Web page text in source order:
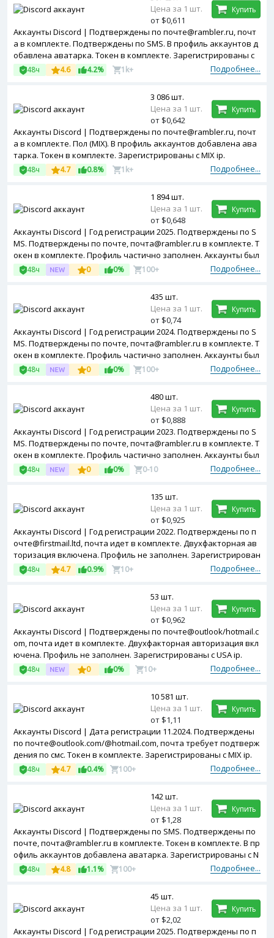
Аккаунты Discord | Подтверждены по почте@rambler.ru, почт
а в комплекте. Подтверждены по SMS. В профиль аккаунтов д
обавлена аватарка. Токен в комплекте. Зарегистрированы с
USA ip.
Подробнее...
48ч 4.6 4.2% 1k+
Цена за 1 шт.
от $0,611
Купить
Аккаунты Discord | Подтверждены по почте@rambler.ru, почт
а в комплекте. Пол (MIX). В профиль аккаунтов добавлена ава
тарка. Токен в комплекте. Зарегистрированы с MIX ip.
Подробнее...
48ч 4.7 0.8% 1k+
3 086 шт.
Цена за 1 шт.
от $0,642
Купить
Аккаунты Discord | Год регистрации 2025. Подтверждены по S
MS. Подтверждены по почте, почта@rambler.ru в комплекте. Т
окен в комплекте. Профиль частично заполнен. Аккаунты был
и были использованы ранее. Зарегистрированы с MIX ip.
Подробнее...
48ч 0 0% 100+
1 894 шт.
Цена за 1 шт.
от $0,648
Купить
Аккаунты Discord | Год регистрации 2024. Подтверждены по S
MS. Подтверждены по почте, почта@rambler.ru в комплекте. Т
окен в комплекте. Профиль частично заполнен. Аккаунты был
и были использованы ранее. Зарегистрированы с MIX ip.
Подробнее...
48ч 0 0% 100+
435 шт.
Цена за 1 шт.
от $0,74
Купить
Аккаунты Discord | Год регистрации 2023. Подтверждены по S
MS. Подтверждены по почте, почта@rambler.ru в комплекте. Т
окен в комплекте. Профиль частично заполнен. Аккаунты был
и были использованы ранее. Зарегистрированы с MIX ip.
Подробнее...
48ч 0 0% 0-10
480 шт.
Цена за 1 шт.
от $0,888
Купить
Аккаунты Discord | Год регистрации 2022. Подтверждены по п
очте@firstmail.ltd, почта идет в комплекте. Двухфакторная ав
торизация включена. Профиль не заполнен. Зарегистрирован
ы с MIX ip.
Подробнее...
48ч 4.7 0.9% 10+
135 шт.
Цена за 1 шт.
от $0,925
Купить
Аккаунты Discord | Подтверждены по почте@outlook/hotmail.c
om, почта идет в комплекте. Двухфакторная авторизация вкл
ючена. Профиль не заполнен. Зарегистрированы с USA ip.
Подробнее...
48ч 0 0% 10+
53 шт.
Цена за 1 шт.
от $0,962
Купить
Аккаунты Discord | Дата регистрации 11.2024. Подтверждены
по почте@outlook.com/@hotmail.com, почта требует подтверж
дения по смс. Токен в комплекте. Зарегистрированы с MIX ip.
Подробнее...
48ч 4.7 0.4% 100+
10 581 шт.
Цена за 1 шт.
от $1,11
Купить
Аккаунты Discord | Подтверждены по SMS. Подтверждены по
почте, почта@rambler.ru в комплекте. Токен в комплекте. В пр
офиль аккаунтов добавлена аватарка. Зарегистрированы с N
etherlands ip.
Подробнее...
48ч 4.8 1.1% 100+
142 шт.
Цена за 1 шт.
от $1,28
Купить
Аккаунты Discord | Год регистрации 2025. Подтверждены по п
45 шт.
Цена за 1 шт.
от $2,02
Купить